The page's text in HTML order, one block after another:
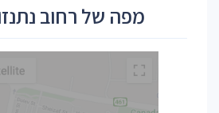
מפה של רחוב